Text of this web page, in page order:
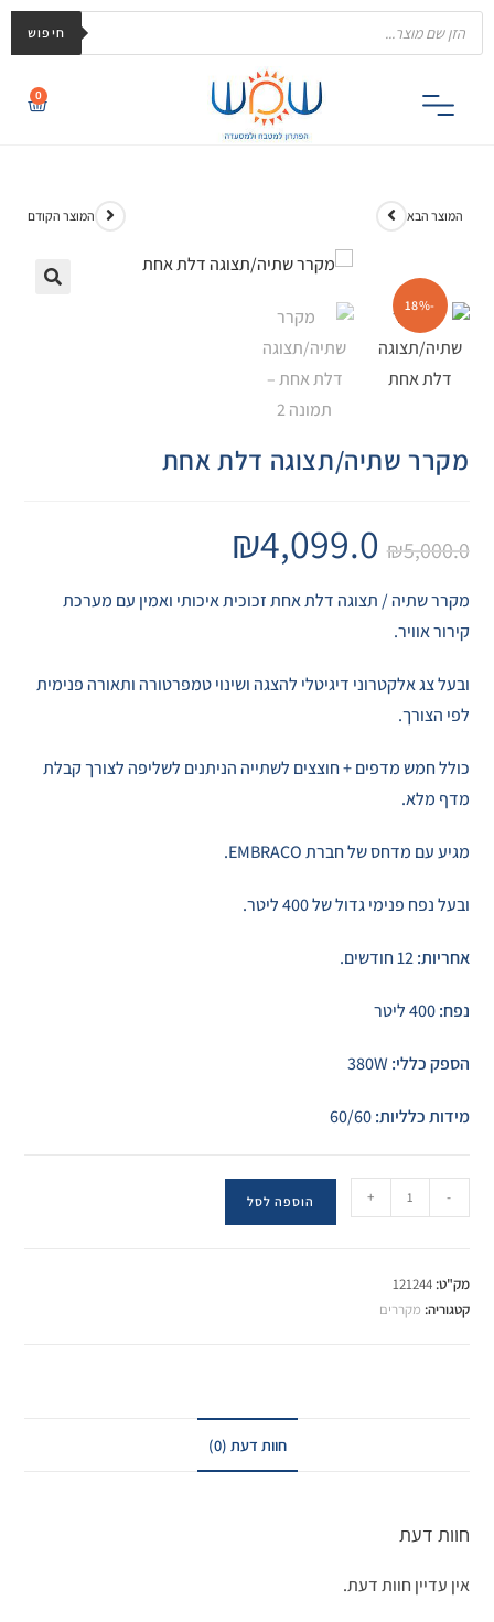
חיפוש
0
-18%
המוצר הקודם המוצר הבא
מקרר שתיה/תצוגה דלת אחת
₪5,000.0
₪4,099.0
מקרר שתיה / תצוגה דלת אחת זכוכית איכותי ואמין עם מערכת
קירור אוויר.
ובעל צג אלקטרוני דיגיטלי להצגה ושינוי טמפרטורה ותאורה פנימית
לפי הצורך.
כולל חמש מדפים + חוצצים לשתייה הניתנים לשליפה לצורך קבלת
מדף מלא.
מגיע עם מדחס של חברת EMBRACO.
ובעל נפח פנימי גדול של 400 ליטר.
אחריות:12 חודשים.
נפח:400 ליטר
הספק כללי: 380W
מידות כלליות:60/60
-
+ הוספה לסל
מק"ט:121244
קטגוריה: מקררים
חוות דעת (0)
חוות דעת
אין עדיין חוות דעת.